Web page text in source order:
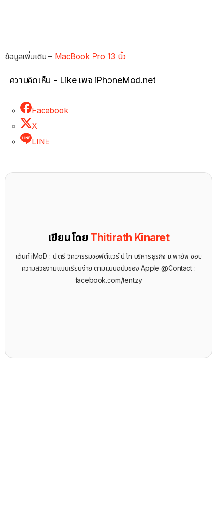
ข้อมูลเพิ่มเติม – MacBook Pro 13 นิ้ว
ความคิดเห็น - Like เพจ iPhoneMod.net
Facebook
X
LINE
เขียนโดย Thitirath Kinaret
เต้นท์ iMoD : ป.ตรี วิศวกรรมซอฟต์แวร์ ป.โท บริหารธุรกิจ ม.พายัพ ชอบ
ความสวยงามแบบเรียบง่าย ตามแบบฉบับของ Apple @Contact :
facebook.com/tentzy